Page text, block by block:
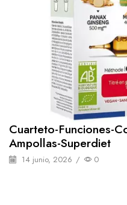
Cuarteto-Funciones-
Ampollas-Superdiet
14 junio, 2026 / 0